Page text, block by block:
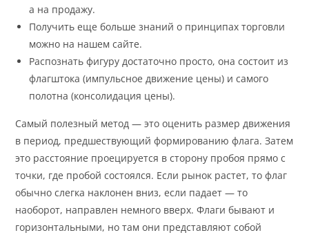
а на продажу.
Получить еще больше знаний о принципах торговли
можно на нашем сайте.
Распознать фигуру достаточно просто, она состоит из
флагштока (импульсное движение цены) и самого
полотна (консолидация цены).
Самый полезный метод — это оценить размер движения
в период, предшествующий формированию флага. Затем
это расстояние проецируется в сторону пробоя прямо с
точки, где пробой состоялся. Если рынок растет, то флаг
обычно слегка наклонен вниз, если падает — то
наоборот, направлен немного вверх. Флаги бывают и
горизонтальными, но там они представляют собой